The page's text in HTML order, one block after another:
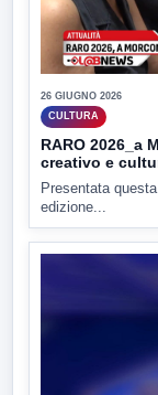
26 GIUGNO 2026
CULTURA
RARO 2026_a
creativo e
Presentata
edizione...